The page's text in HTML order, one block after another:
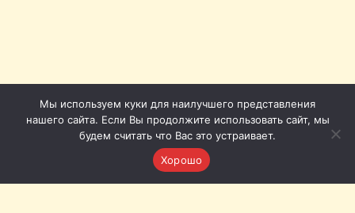
Мы используем куки для наилучшего представления
нашего сайта. Если Вы продолжите использовать сайт, мы
будем считать что Вас это устраивает.
Хорошо